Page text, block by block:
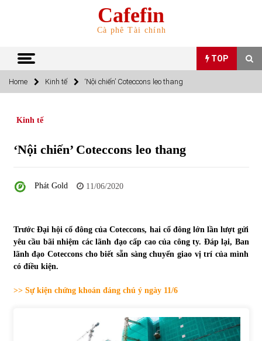
Cafefin
Cà phê Tài chính
TOP
TOP
5/2022
Top 10 mặt hàng Việt Nam xuất khẩu nhiều nhất tháng
5/2022
07/06/2022
06/06/2022
Top 10 tỷ phú giàu nhất thế giới – Bảng xếp hạng 2022
Home Kinh tế ‘Nội chiến’ Coteccons leo thang
Kinh tế
‘Nội chiến’ Coteccons leo thang
Phát Gold 11/06/2020
Trước Đại hội cổ đông của Coteccons, hai cổ đông lớn lần lượt gửi
yêu cầu bãi nhiệm các lãnh đạo cấp cao của công ty. Đáp lại, Ban
lãnh đạo Coteccons cho biết sẵn sàng chuyển giao vị trí của mình
có điều kiện.
>> Sự kiện chứng khoán đáng chú ý ngày 11/6